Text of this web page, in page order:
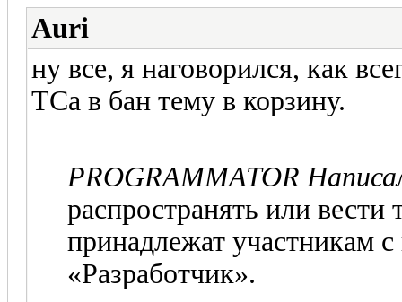
Auri
ну все, я наговорился, как
ТСа в бан тему в корзину.
PROGRAMMATOR
распространять или
принадлежат участникам
«Разработчик».